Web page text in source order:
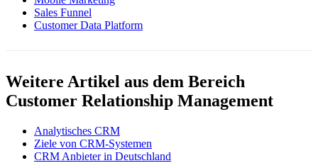
Sales Funnel
Customer Data Platform
Weitere Artikel aus dem Bereich
Customer Relationship Management
Analytisches CRM
Ziele von CRM-Systemen
CRM Anbieter in Deutschland